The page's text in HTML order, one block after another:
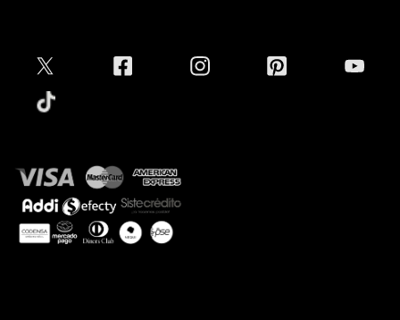
Envíos
Tiendas
Guía de tallas
Guía de cuidado Denim
Sostenibilidad
Cyber Lunes
Mapa del sitio